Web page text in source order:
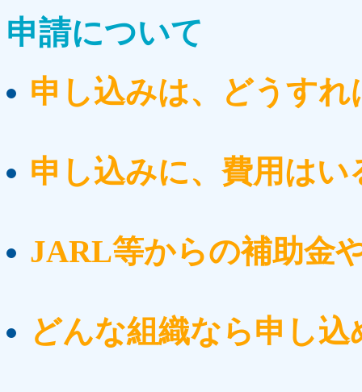
申請について
申し込みは、どうす
申し込みに、費用はい
JARL等からの補助金
どんな組織なら申し